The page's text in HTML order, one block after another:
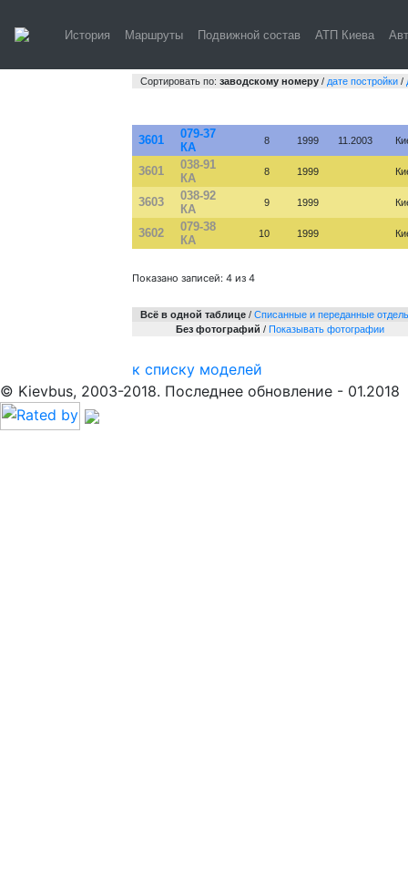
История Маршруты Подвижной состав АТП Киева
Сортировать по: заводскому номеру / дате постройки /
3601
079-37
КА
8 1999 11.2003
3601
038-91
КА
8 1999
3603
038-92
КА
9 1999
3602
079-38
КА
10 1999
Показано записей: 4 из 4
Всё в одной таблице / Cписанные и переданные
Без фотографий / Показывать фотографии
к списку моделей
© Kievbus, 2003-2018. Последнее обновление - 01.2018